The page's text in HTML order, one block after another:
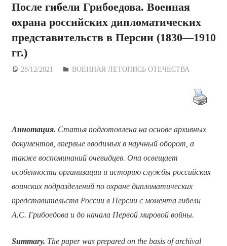
После гибели Грибоедова. Военная
охрана российских дипломатических
представительств в Персии (1830—1910
гг.)
28/12/2021 Дежурный по Редакции
ВОЕННАЯ ЛЕТОПИСЬ ОТЕЧЕСТВА
Аннотация. Статья подготовлена на основе архивных
документов, впервые вводимых в научный оборот, а
также воспоминаний очевидцев. Она освещает
особенности организации и историю службы российских
воинских подразделений по охране дипломатических
представительств России в Персии с момента гибели
А.С. Грибоедова и до начала Первой мировой войны.
Summary. The paper was prepared on the basis of archival